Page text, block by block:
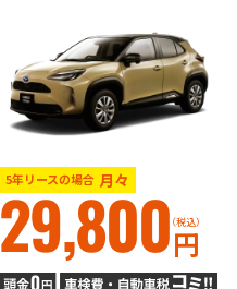
5年リースの場合 月々
29,800円
（税込）